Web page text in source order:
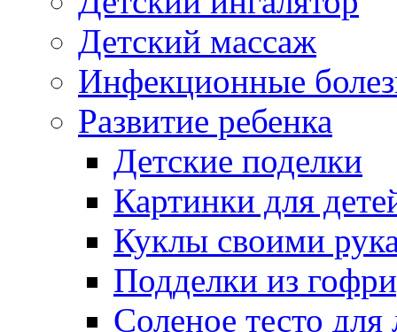
Детский массаж
Инфекционные
Развитие ребенка
Детские поделки
Картинки для
Куклы своими
Подделки из
Соленое тесто для